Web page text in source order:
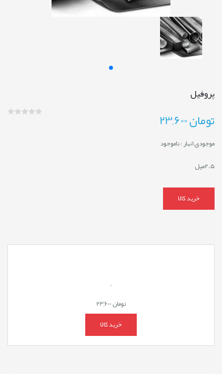
پروفیل
تومان
موجودی انبار :ناموجود
2.5میل
خرید کالا
.
تومان
خرید کالا